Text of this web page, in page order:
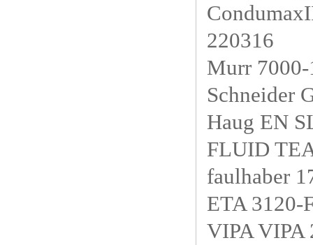
220316
Murr
Schneider
Haug EN
FLUID
faulhaber
ETA 3120-
VIPA